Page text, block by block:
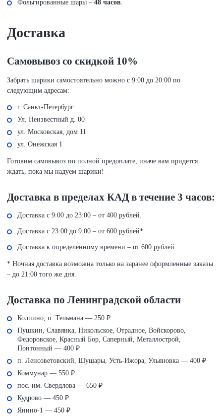
Фольгированные шары – 48 часов
Доставка
Самовывоз со скидкой 10%
Забрать шарики самостоятельно можно с 9:00 до 20:00 по
следующим адресам:
г. Санкт-Петербург
Ул. Неизвестный д. 00
ул. Московская, дом 11
ул. Онежская 1
Готовим самовывоз по полной предоплате, иначе вам придется
ждать, пока мы надуем шарики!
Доставка в пределах КАД в течение 3 часов:
Доставка с 9:00 до 23:00 – от 400 рублей.
Доставка с 23:00 до 9:00 – от 600 рублей*.
Доставка к определенному времени – от 600 рублей.
* Ночная доставка возможна только на заранее оформленные заказы
– до 21:00 того же дня.
Доставка по Ленинградской области
Колпино, п. Тельмана — 250 ₽
Пушкин, Славянка, Никольское, Отрадное, Войскорово,
Федоровское, Красный Бор, Саперный, Металлострой,
Понтонный — 400 ₽
п. Ленсоветовский, Шушары, Усть-Ижора, Ульяновка — 400 ₽
Коммунар — 550 ₽
пос. им. Свердлова — 650 ₽
Кудрово — 450 ₽
Янино-1 — 450 ₽